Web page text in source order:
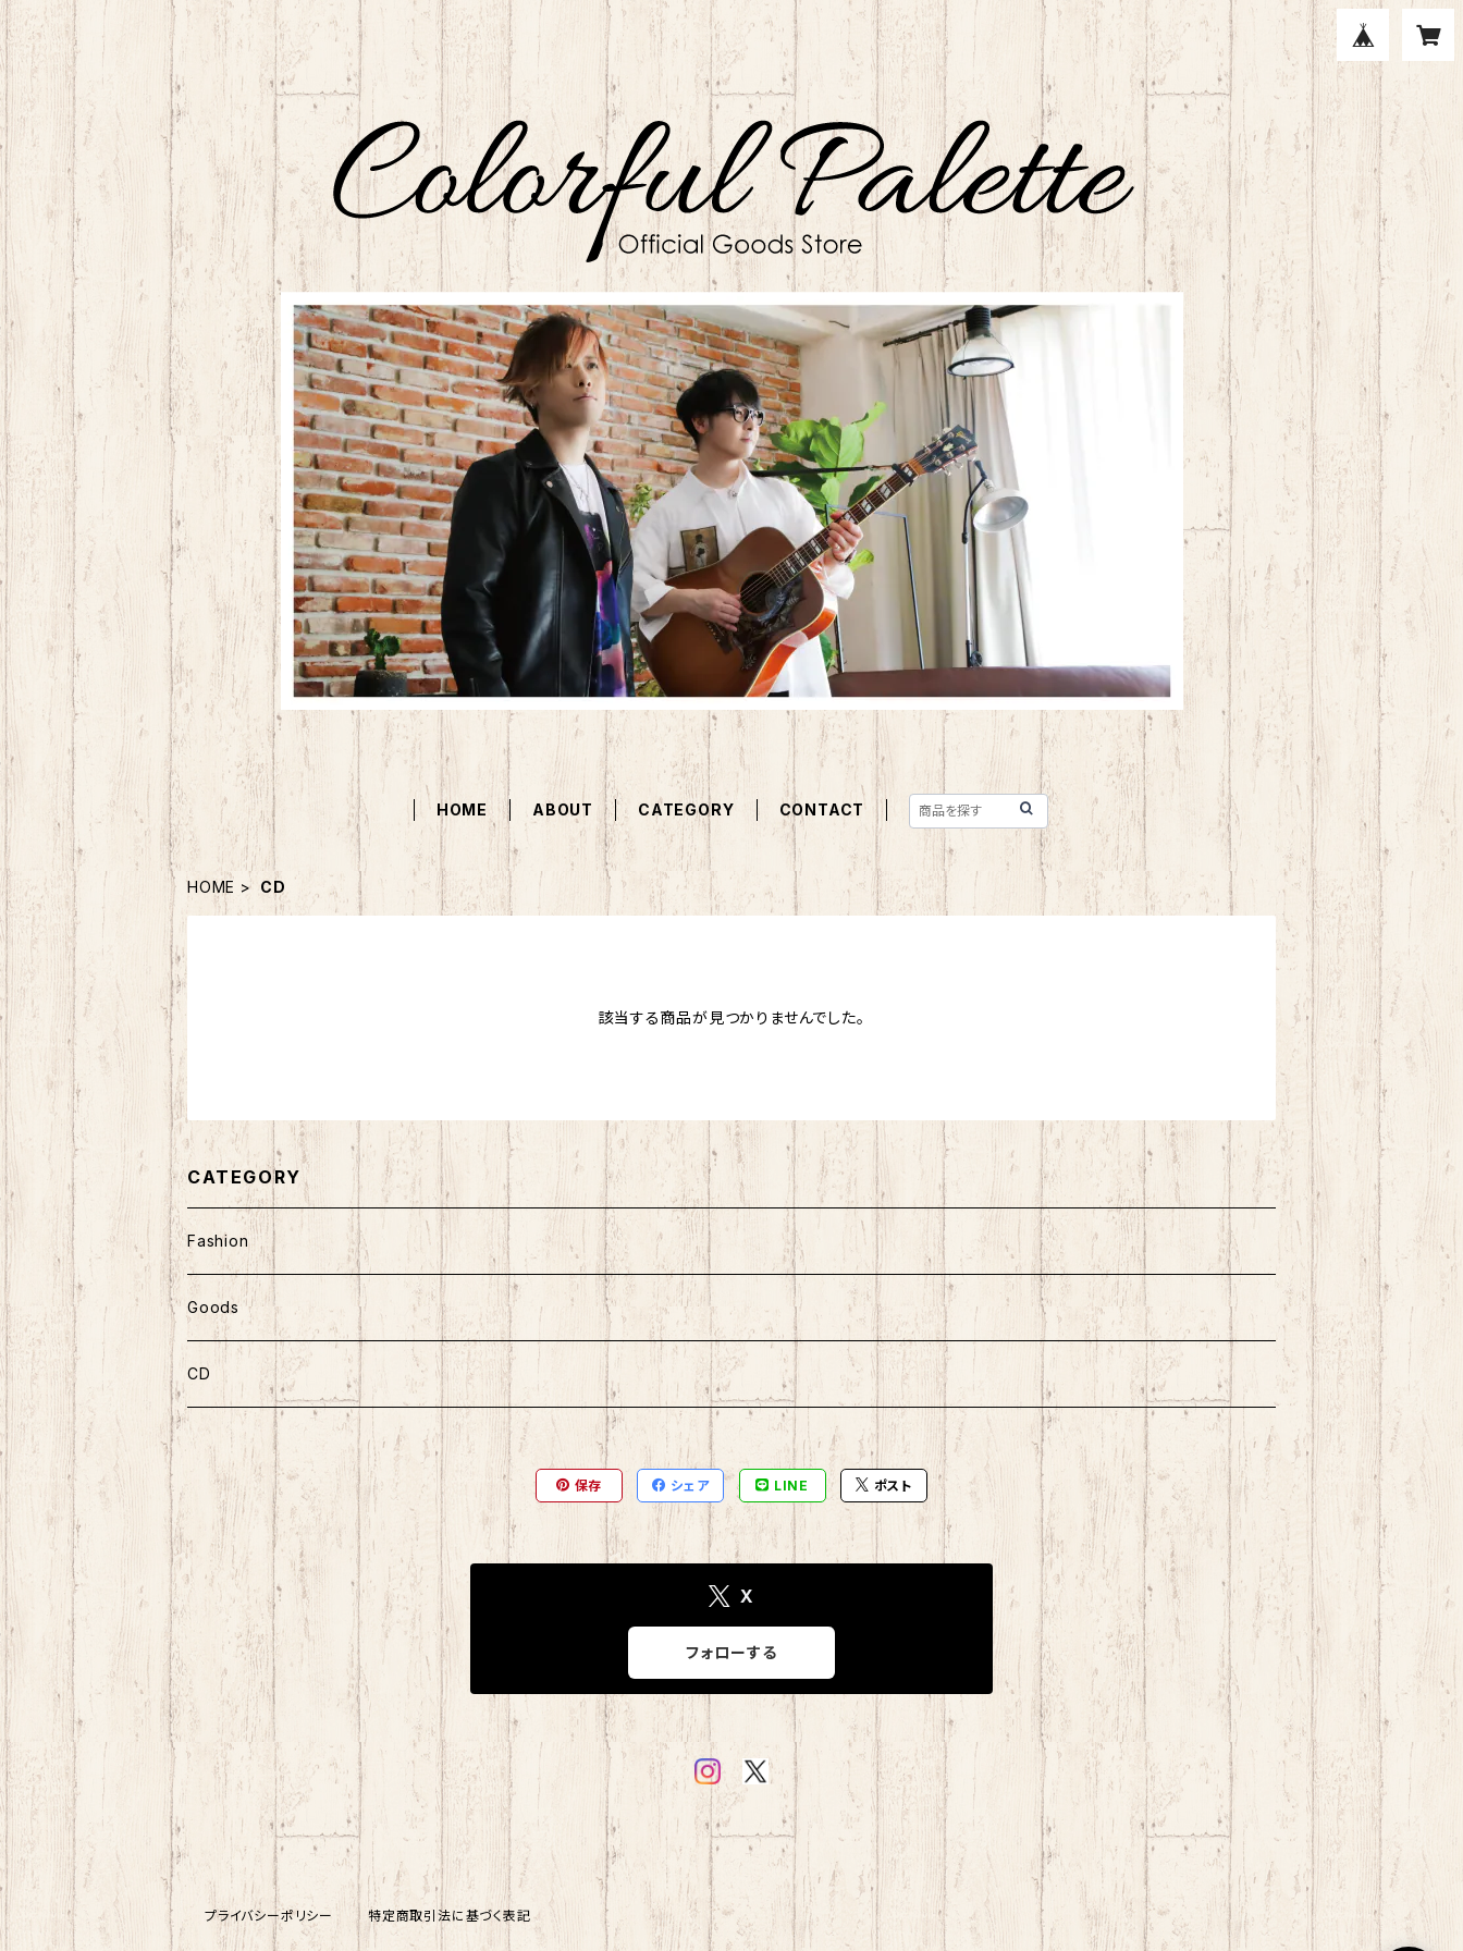
HOME ABOUT CATEGORY CONTACT
HOME CD
該当する商品が見つかりませんでした。
CATEGORY
Fashion
Goods
CD
保存 シェア LINE ポスト
X
フォローする
プライバシーポリシー 特定商取引法に基づく表記